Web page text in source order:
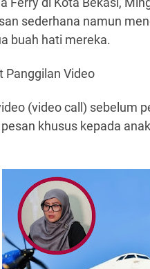
sederhana namun
buah hati mereka.
Panggilan Video
(video call) sebelum
khusus kepada